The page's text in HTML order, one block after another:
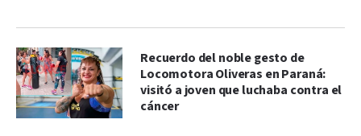
Recuerdo del noble gesto de
Locomotora Oliveras en Paraná:
visitó a joven que luchaba contra el
cáncer